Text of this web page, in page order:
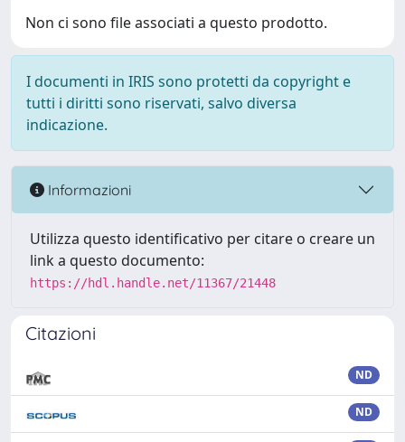
Non ci sono file associati a questo prodotto.
I documenti in IRIS sono protetti da copyright e
tutti i diritti sono riservati, salvo diversa
indicazione.
Informazioni
Utilizza questo identificativo per citare o creare un
link a questo documento:
https://hdl.handle.net/11367/21448
Citazioni
ND
ND